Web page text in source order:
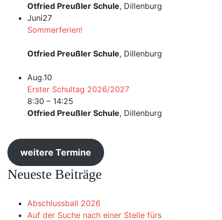
Otfried Preußler Schule, Dillenburg
Juni27
Sommerferien!
Otfried Preußler Schule, Dillenburg
Aug.10
Erster Schultag 2026/2027
8:30 – 14:25
Otfried Preußler Schule, Dillenburg
weitere Termine
Neueste Beiträge
Abschlussball 2026
Auf der Suche nach einer Stelle fürs